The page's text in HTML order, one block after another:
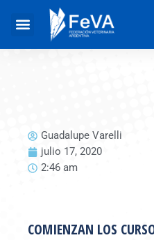
Guadalupe Varelli
julio 17, 2020
2:46 am
COMIENZAN LOS